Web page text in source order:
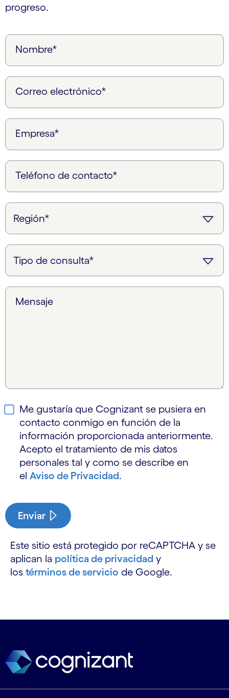
progreso.
Nombre*
Correo electrónico*
Empresa*
Teléfono de contacto*
Mensaje
Me gustaría que Cognizant se pusiera en
contacto conmigo en función de la
información proporcionada anteriormente.
Acepto el tratamiento de mis datos
personales tal y como se describe en
el Aviso de Privacidad.
Enviar
Este sitio está protegido por reCAPTCHA y se
aplican la política de privacidad y
los términos de servicio de Google.